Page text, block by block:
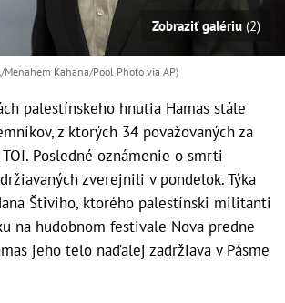
Zobraziť galériu (2)
Menahem Kahana/Pool Photo via AP)
palestínskeho hnutia Hamas stále
z ktorých 34 považovaných za
Posledné oznámenie o smrti
zverejnili v pondelok. Týka
Štiviho, ktorého palestínski militanti
na hudobnom festivale Nova predne
jeho telo naďalej zadržiava v Pásme